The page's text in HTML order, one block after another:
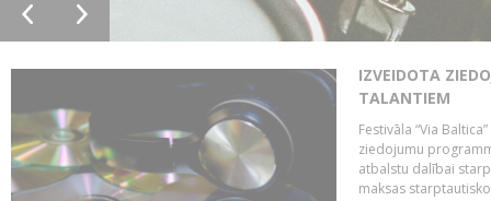
IZVEIDOTA
TALANTIEM
Festivāla “Via
ziedojumu
atbalstu dalībai
maksas